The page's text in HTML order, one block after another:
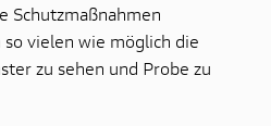
Schutzmaßnahmen
vielen wie möglich die
zu sehen und Probe zu